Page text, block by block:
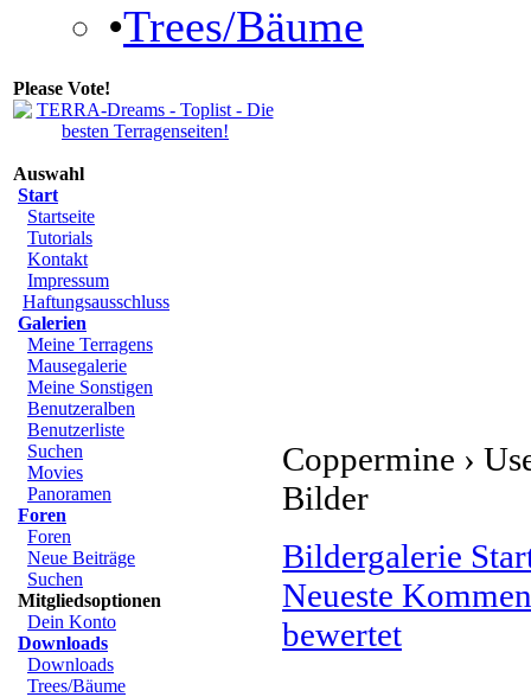
•Trees/Bäume
Please Vote!
Auswahl
Start
Startseite
Tutorials
Kontakt
Impressum
Haftungsausschluss
Galerien
Meine Terragens
Mausegalerie
Meine Sonstigen
Benutzeralben
Benutzerliste
Suchen
Movies
Panoramen
Foren
Foren
Neue Beiträge
Suchen
Mitgliedsoptionen
Dein Konto
Downloads
Downloads
Coppermine ›
Bilder
Bildergalerie
Neueste
bewertet